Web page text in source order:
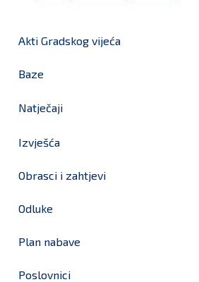
Akti Gradskog vijeća
Baze
Natječaji
Izvješća
Obrasci i zahtjevi
Odluke
Plan nabave
Poslovnici